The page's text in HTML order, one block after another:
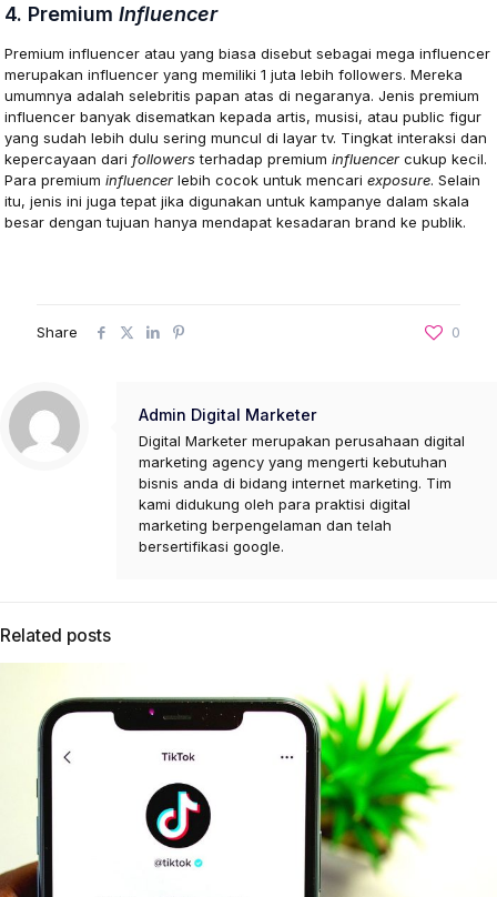
4. Premium Influencer
Premium influencer atau yang biasa disebut sebagai mega influencer
merupakan influencer yang memiliki 1 juta lebih followers. Mereka
umumnya adalah selebritis papan atas di negaranya. Jenis premium
influencer banyak disematkan kepada artis, musisi, atau public figur
yang sudah lebih dulu sering muncul di layar tv. Tingkat interaksi dan
kepercayaan darifollowersterhadap premiuminfluencercukup kecil.
Para premiuminfluencerlebih cocok untuk mencariexposure. Selain
itu, jenis ini juga tepat jika digunakan untuk kampanye dalam skala
besar dengan tujuan hanya mendapat kesadaran brand ke publik.
Share 0
Admin Digital Marketer
Digital Marketer merupakan perusahaan digital
marketing agency yang mengerti kebutuhan
bisnis anda di bidang internet marketing. Tim
kami didukung oleh para praktisi digital
marketing berpengelaman dan telah
bersertifikasi google.
Related posts